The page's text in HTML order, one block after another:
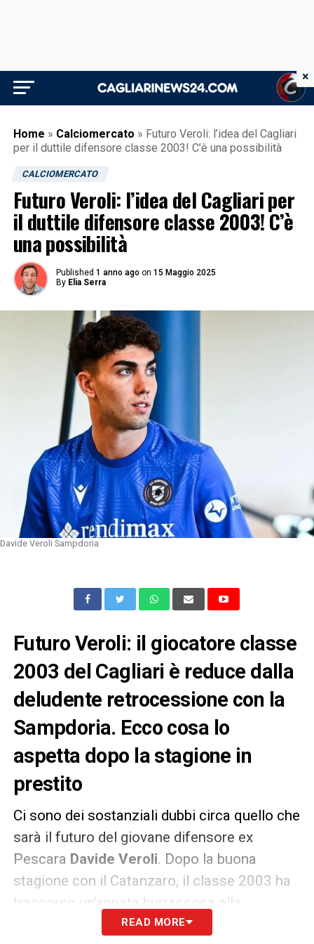
Home » Calciomercato » Futuro Veroli: l’idea del Cagliari
per il duttile difensore classe 2003! C’è una possibilità
CALCIOMERCATO
Futuro Veroli: l’idea del Cagliari per
il duttile difensore classe 2003! C’è
una possibilità
Published 1 anno ago on 15 Maggio 2025
By Elia Serra
Davide Veroli Sampdoria
Futuro Veroli: il giocatore classe
2003 del Cagliari è reduce dalla
deludente retrocessione con la
Sampdoria. Ecco cosa lo
aspetta dopo la stagione in
prestito
Ci sono dei sostanziali dubbi circa quello che
sarà il futuro del giovane difensore ex
Pescara Davide Veroli. Dopo la buona
stagione con il Catanzaro, il classe 2003 ha
trascorso un’annata burrascosa alla
. Infatti i blucerchiati dopo il
READ MORE
×